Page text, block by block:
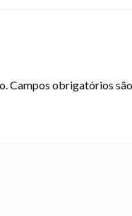
Campos obrigatórios